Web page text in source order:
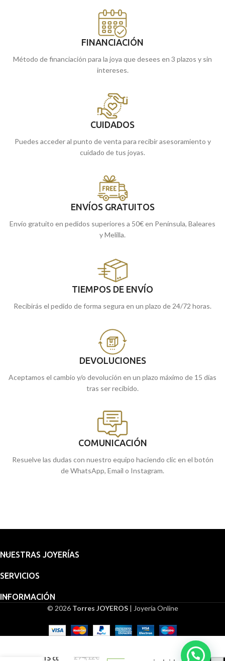
FINANCIACIÓN
Método de financiación para la joya que desees en 3 plazos y sin
intereses.
CUIDADOS
Puedes acceder al punto de venta para recibir asesoramiento y
cuidado de tus joyas.
ENVÍOS GRATUITOS
Envío gratuito en pedidos superiores a 50€ en Península, Baleares
y Melilla.
TIEMPOS DE ENVÍO
Recibirás el pedido de forma segura en un plazo de 24/72 horas.
DEVOLUCIONES
Aceptamos el cambio y/o devolución en un plazo máximo de 15 días
tras ser recibido.
COMUNICACIÓN
Resuelve las dudas con nuestro equipo haciendo clic en el botón
de WhatsApp, Email o Instagram.
NUESTRAS JOYERÍAS
SERVICIOS
INFORMACIÓN
© 2026 Torres JOYEROS| Joyería Online
Gargantilla
0,015 ct
294,12€
Embalaje